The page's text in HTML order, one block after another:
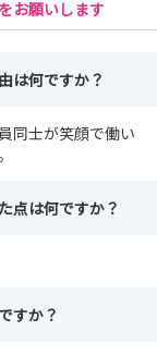
お願いします
は何ですか？
同士が笑顔で働い
点は何ですか？
すか？